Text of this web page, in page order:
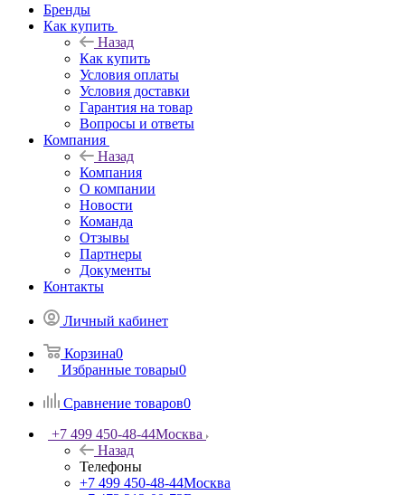
Бренды
Как купить
Назад
Как купить
Условия оплаты
Условия доставки
Гарантия на товар
Вопросы и ответы
Компания
Назад
Компания
О компании
Новости
Команда
Отзывы
Партнеры
Документы
Контакты
Личный кабинет
Корзина0
Избранные товары0
Сравнение товаров0
+7 499 450-48-44Москва
Назад
Телефоны
+7 499 450-48-44Москва